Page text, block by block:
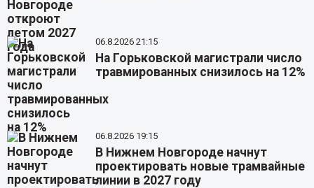
06.8.2026 21:15
На Горьковской магистрали число
травмированных снизилось на 12%
06.8.2026 19:15
В Нижнем Новгороде начнут
проектировать новые трамвайные
линии в 2027 году